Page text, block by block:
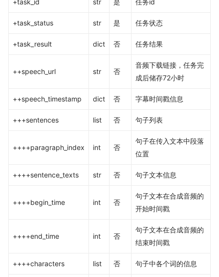
+task_status str 是 任务状态
+task_result dict 否 任务结果
++speech_url str 否
音频下载链接，任务完
成后储存72小时
++speech_timestamp dict 否 字幕时间戳信息
+++sentences list 否 句子列表
++++paragraph_index int 否
句子在传入文本中段落
位置
++++sentence_texts str 否 句子文本信息
++++begin_time int 否
句子文本在合成音频的
开始时间戳
++++end_time int 否
句子文本在合成音频的
结束时间戳
++++characters list 否 句子中各个词的信息